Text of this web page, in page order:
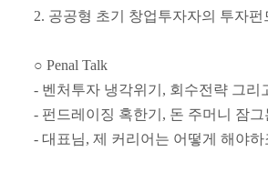
2. 공공형 초기 창업투자자의 투자펀
○ Penal Talk
- 벤처투자 냉각위기 , 회수전략 그리
- 펀드레이징 혹한기 , 돈 주머니 잠그
- 대표님, 제 커리어는 어떻게 해야하